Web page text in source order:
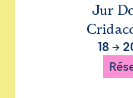
Jur
18 →